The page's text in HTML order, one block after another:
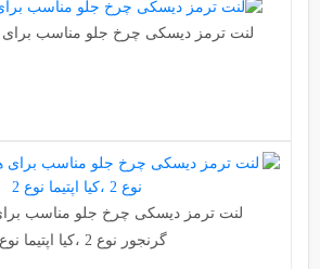
لنت ترمز دیسکی چرخ جلو مناسب برای
لنت ترمز دیسکی چرخ جلو مناسب برای
گرنجور نوع 2 ،کیا اپتیما نوع 2